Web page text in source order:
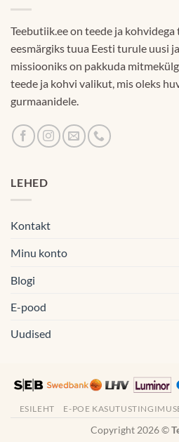
Teebutiik.ee on teede ja
eesmärgiks tuua Eesti turule uusi
missiooniks on pakkuda
teede ja kohvi valikut, mis oleks
gurmaanidele.
LEHED
Kontakt
Minu konto
Blogi
E-pood
Uudised
ESILEHT E-POE
Copyright 2026 ©